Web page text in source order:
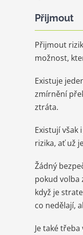
Přijmout
Přijmout
možnost,
Existuje
zmírnění
ztráta.
Existují však
rizika, ať už
Žádný
pokud volba
když je
co nedělají,
Je také